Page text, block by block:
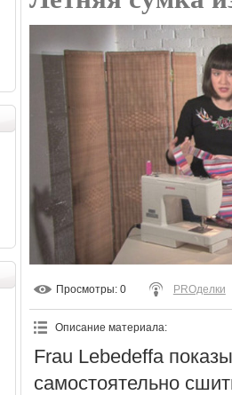
Просмотры: 0 PROделки
Описание материала:
Frau Lebedeffa
самостоятельно